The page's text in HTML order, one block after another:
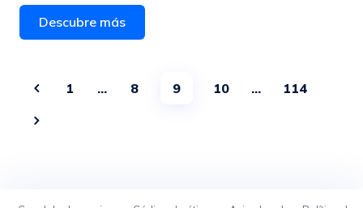
Descubre más
1 … 8 9 10 … 114